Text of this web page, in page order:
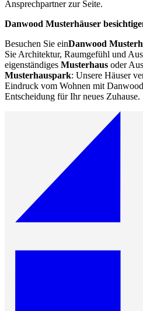
Ansprechpartner zur Seite.
Danwood Musterhäuser
Besuchen Sie einDanwood
Sie Architektur, Raumgefühl und
eigenständiges Musterhaus oder
Musterhauspark: Unsere Häuser
Eindruck vom Wohnen mit
Entscheidung für Ihr neues Zuhause.